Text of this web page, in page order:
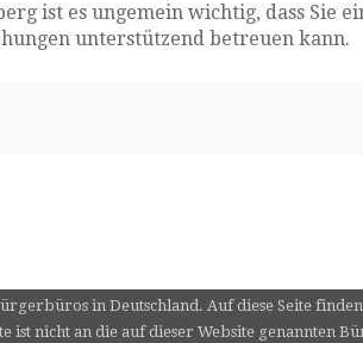
ist es ungemein wichtig, dass Sie
unterstützend betreuen kann.
in Deutschland. Auf diese Seite
ist nicht an die auf dieser Website genannten